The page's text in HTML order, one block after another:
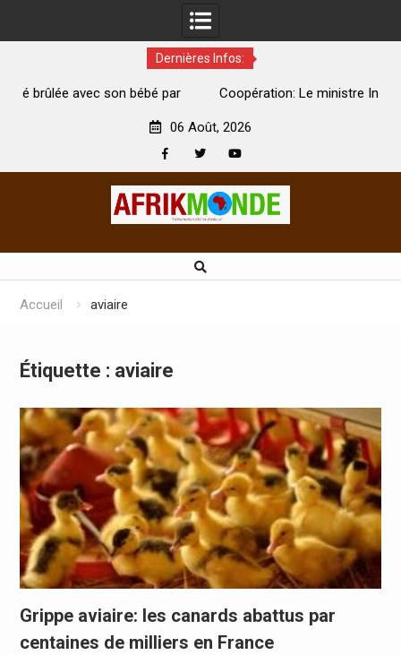
Dernières Infos:
bébé par
Coopération: Le ministre Indien Kirti Vardhan Singh
06 Août, 2026
Accueil aviaire
Étiquette : aviaire
Grippe aviaire: les canards abattus par
centaines de milliers en France